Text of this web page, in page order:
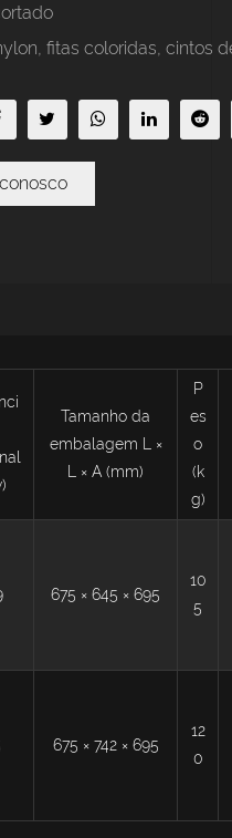
fitas coloridas, cintos
Tamanho da
embalagem L ×
L × A (mm)
P
es
o
(k
g)
675 × 645 × 695
10
5
675 × 742 × 695
12
0